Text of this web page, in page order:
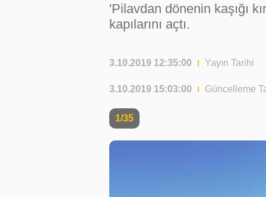
'Pilavdan dönenin kaşığı
kapılarını açtı.
3.10.2019 12:35:00 Yayın Tarihi
3.10.2019 15:03:00 Güncelleme
1/35